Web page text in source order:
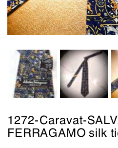
1272-Caravat-
FERRAGAMO silk